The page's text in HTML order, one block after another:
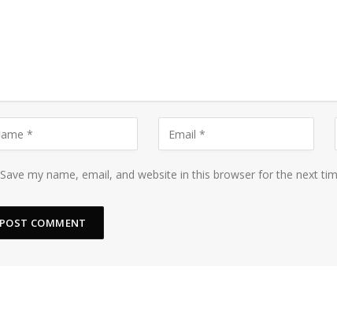
Save my name, email, and website in this browser for the next